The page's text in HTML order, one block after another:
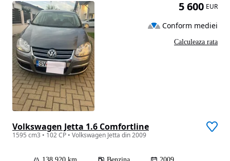
Volkswagen Jetta 1.6 Comfortline
1595 cm3 • 102 CP • Volkswagen Jetta din 2009
5 600 EUR
Conform mediei
Calculeaza rata